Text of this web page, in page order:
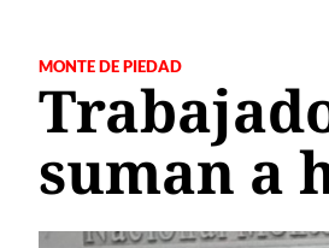
MONTE DE PIEDAD
suman a